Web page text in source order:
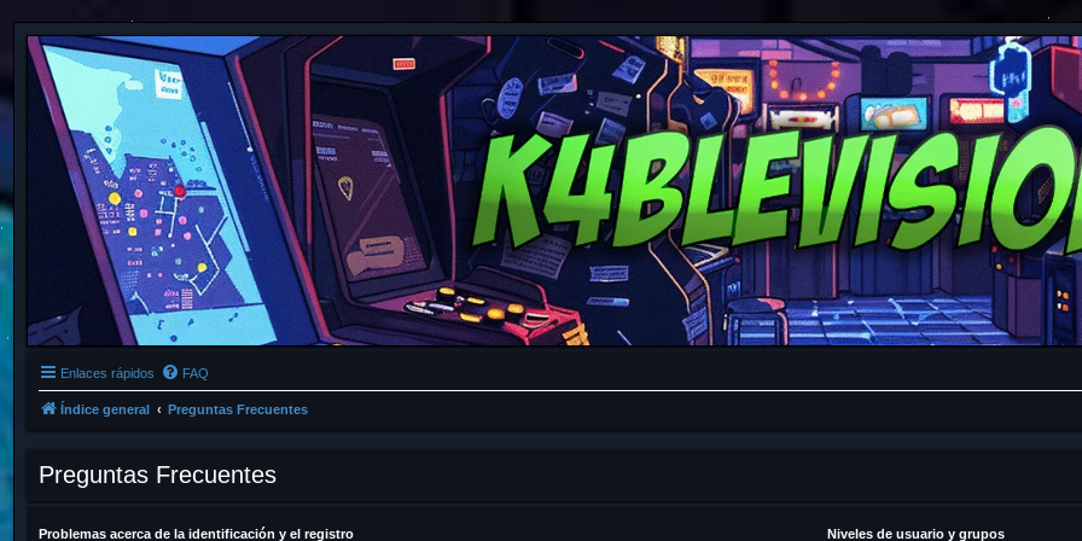
Enlaces rápidos FAQ
Índice general Preguntas Frecuentes
Preguntas Frecuentes
Problemas acerca de la identificación y el registro
Niveles de usuario y grupos